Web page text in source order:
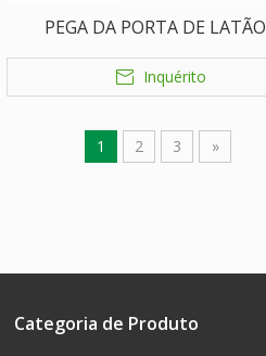
PEGA DA PORTA DE LATÃO
Inquérito
1 2 3 »
Categoria de Produto